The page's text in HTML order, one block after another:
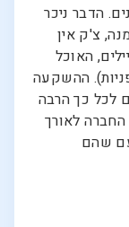
הדבר ניכר
צ'ק אין
האוכל
ההשקעה
לכל כך הרבה
לאורך
שהם